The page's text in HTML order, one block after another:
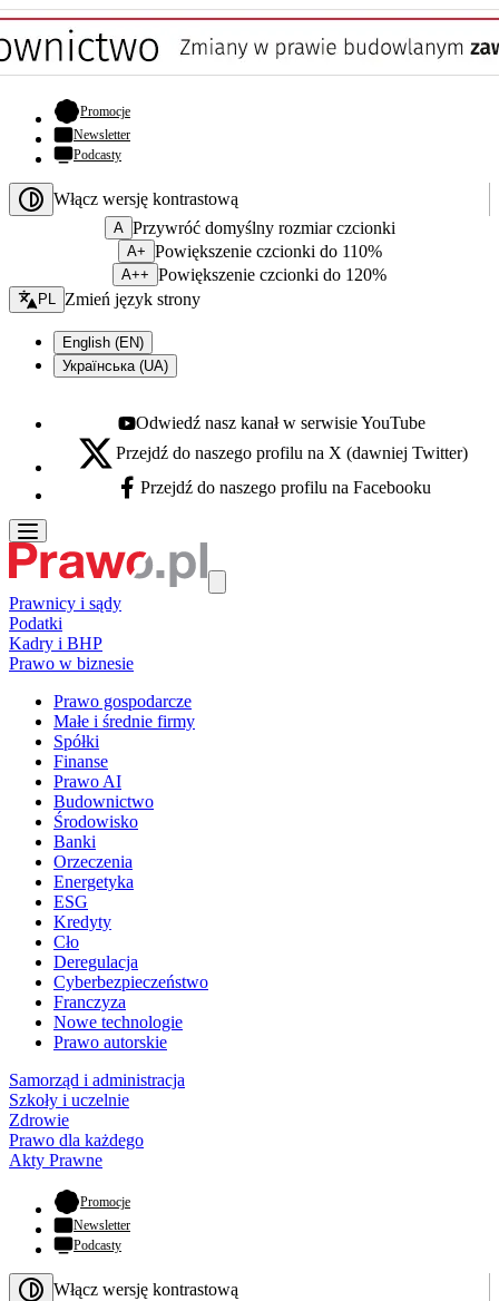
Promocje- otwiera się w nowej karcie
Newsletter
Podcasty
Włącz wersję kontrastową
A Przywróć domyślny rozmiar czcionki
A+ Powiększenie czcionki do 110%
A++ Powiększenie czcionki do 120%
Zmień język - bieżący:
PL Zmień język strony
English (EN)
Українська (UA)
Youtube - otwiera się w nowej karcie
Odwiedź nasz kanał w serwisie YouTube
X - otwiera się w nowej karcie
Przejdź do naszego profilu na X (dawniej Twitter)
Facebook - otwiera się w nowej karcie
Przejdź do naszego profilu na Facebooku
Prawnicy i sądy
Podatki
Kadry i BHP
Prawo w biznesie
Prawo gospodarcze
Małe i średnie firmy
Spółki
Finanse
Prawo AI
Budownictwo
Środowisko
Banki
Orzeczenia
Energetyka
ESG
Kredyty
Cło
Deregulacja
Cyberbezpieczeństwo
Franczyza
Nowe technologie
Prawo autorskie
Samorząd i administracja
Szkoły i uczelnie
Zdrowie
Prawo dla każdego
Akty Prawne
Promocje- otwiera się w nowej karcie
Newsletter
Podcasty
Włącz wersję kontrastową